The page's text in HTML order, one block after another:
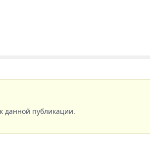
данной публикации.